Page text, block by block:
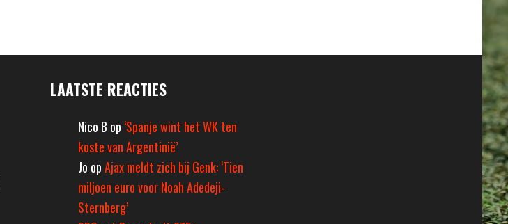
LAATSTE REACTIES
Nico B op ‘Spanje wint het WK ten
koste van Argentinië’
Jo opAjax meldt zich bij Genk: ‘Tien
miljoen euro voor Noah Adedeji-
Sternberg’